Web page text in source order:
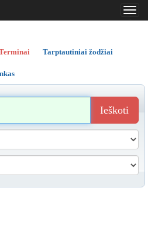
..
..
Tarptautiniai žodžiai
Ieškoti